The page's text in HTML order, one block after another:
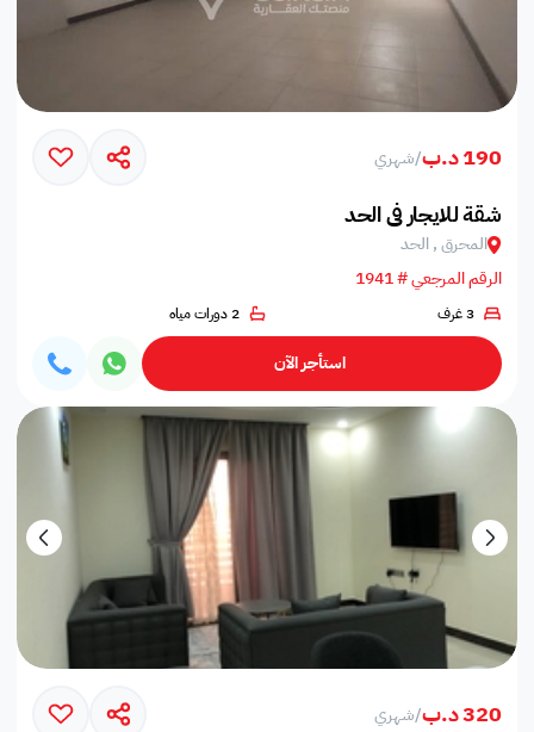
190 د.ب /شهري
شقة للايجار في الحد
المحرق , الحد
الرقم المرجعي # 1941
3 غرف 2 دورات مياه
استأجر الآن
320 د.ب /شهري